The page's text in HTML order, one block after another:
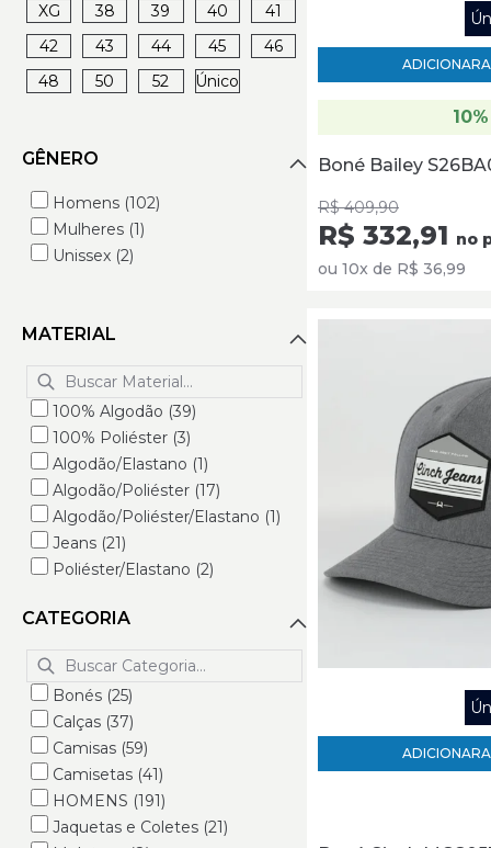
Bex (47)
Bill Way (53)
Blazin Roxx (1)
Boker Justin (2)
Cabelas (1)
Cincow (123)
Classic (68)
Classic Equine (7)
Crumrine (1)
Durango (8)
Ellus (9)
Falcon (16)
Fast Back (16)
Ferreira (9)
Ferrell Brand (19)
Goyazes (40)
Hooey (135)
Indiana Ranch (25)
John Country (2)
Justin (19)
Kimes Ranch (301)
King Farm (202)
Larry Mahan's (1)
LEVI'S (306)
M&F (20)
XG
38 39 40
41
42
43 44 45
46
48
50 52 Único
GÊNERO
Homens (102)
Mulheres (1)
Unissex (2)
MATERIAL
100% Algodão (39)
100% Poliéster (3)
Algodão/Elastano (1)
Algodão/Poliéster (17)
Algodão/Poliéster/Elastano (1)
Jeans (21)
Poliéster/Elastano (2)
CATEGORIA
Bonés (25)
Calças (37)
Camisas (59)
Camisetas (41)
HOMENS (191)
Jaquetas e Coletes (21)
ADICIONAR
Boné Bailey
R$ 409,90
R$ 332,91 no
ou 10x de R$ 36,99
ADICIONAR